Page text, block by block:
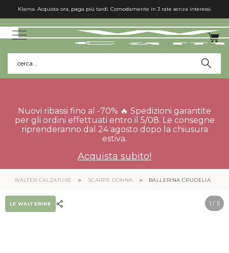
Klarna. Acquista ora, paga più tardi. Comodamente in 3 rate senza interessi.
cerca...
Nuovi ribassi fino al -70% 🔥 Spedizioni garantite
per gli ordini effettuati entro il 5/08. Le consegne
riprenderanno dal 24 agosto dopo la chiusura
estiva.
Acquista subito!
WALTER CALZATURE SCARPE DONNA BALLERINA CRUDELIA
1 / 5
LE WALTERINE